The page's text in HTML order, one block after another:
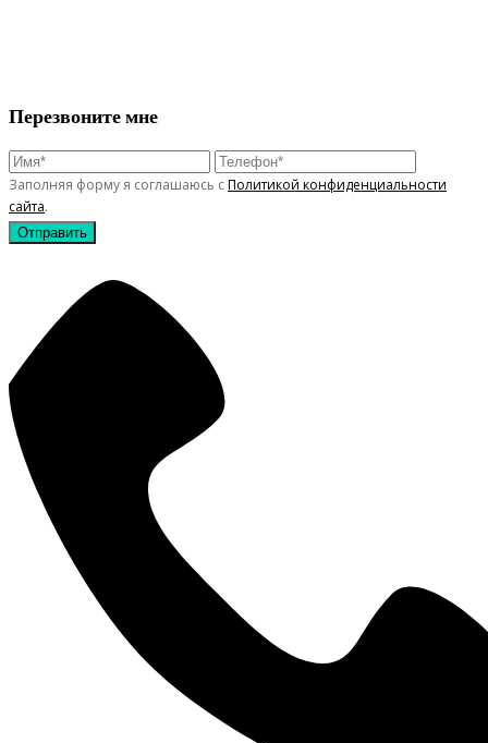
Перезвоните мне
Заполняя форму я соглашаюсь сПолитикой конфиденциальности
сайта.
Отправить